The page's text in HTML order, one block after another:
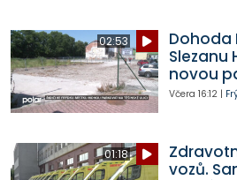
02:53
Dohoda
Slezanu
novou
Včera 16:12|
01:18
vozů.